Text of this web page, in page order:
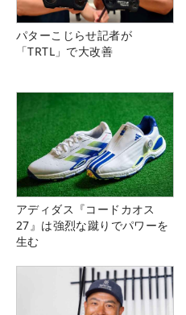
パターこじらせ記者が
「TRTL」で大改善
アディダス『コードカオス
27』は強烈な蹴りでパワーを
生む